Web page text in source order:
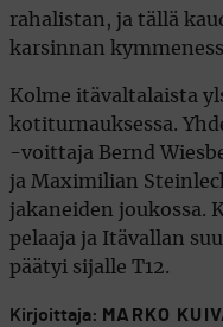
rahalistan, ja tällä
karsinnan
Kolme itävaltalaista
kotiturnauksessa.
-voittaja Bernd
ja Maximilian
jakaneiden joukossa.
pelaaja ja Itävallan
päätyi sijalle T12.
Kirjoittaja: MARKO